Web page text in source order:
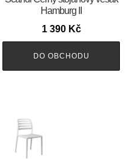
Hamburg II
1 390 Kč
DO OBCHODU